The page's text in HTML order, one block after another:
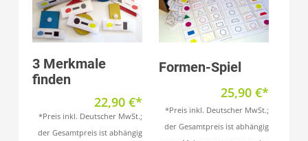
Produkt anzeigen
3 Merkmale
finden
22,90 €
*Preis inkl. Deutscher MwSt.;
der Gesamtpreis ist abhängig
Formen-Spiel
25,90 €
*Preis inkl. Deutscher MwSt.;
der Gesamtpreis ist abhängig